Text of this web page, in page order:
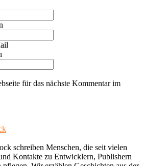
für das nächste Kommentar im
schreiben Menschen, die seit vielen
Kontakte zu Entwicklern, Publishern